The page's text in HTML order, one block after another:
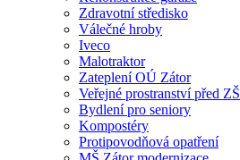
Zdravotní středisko
Válečné hroby
Iveco
Malotraktor
Zateplení OÚ Zátor
Veřejné prostranství před ZŠ
Bydlení pro seniory
Kompostéry
Protipovodňová opatření